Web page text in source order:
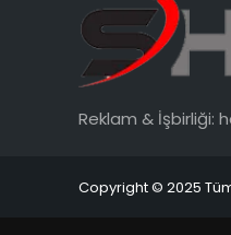
Reklam & İşbirliği:
Copyright © 2025 Tüm